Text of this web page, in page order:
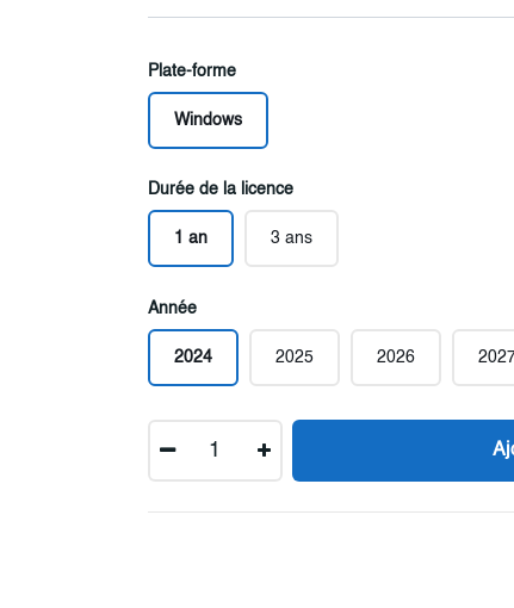
Plate-forme
Windows
Durée de la licence
1 an 3 ans
Année
2024 2025 2026
Quantité